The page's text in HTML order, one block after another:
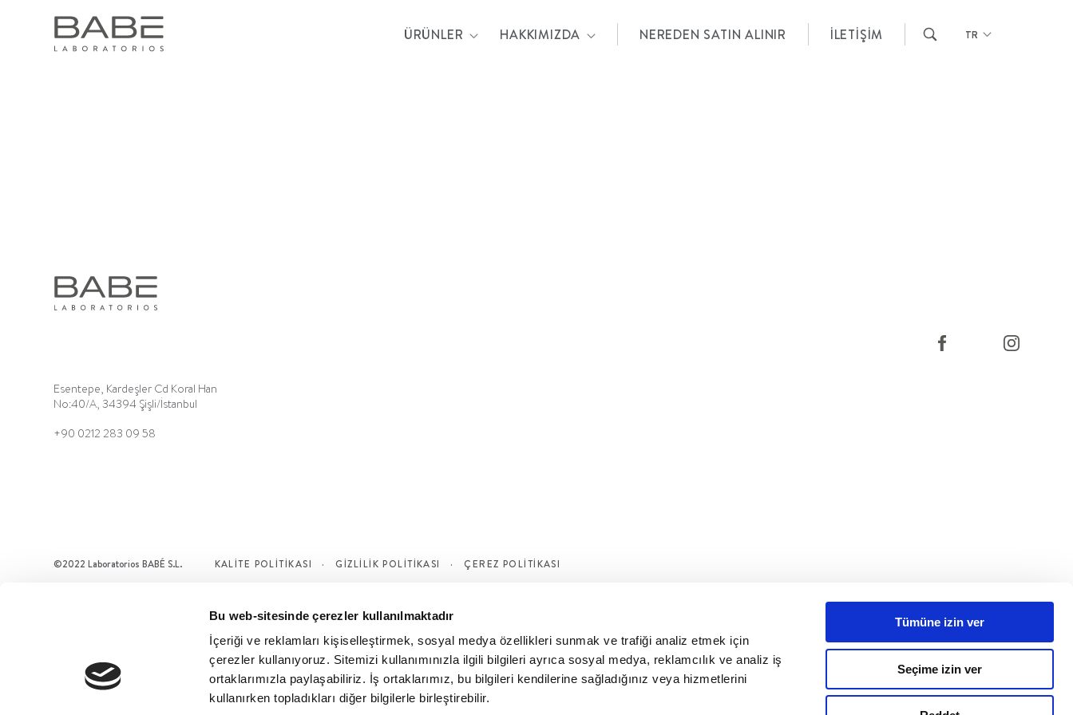
Bu web-sitesinde çerezler kullanılmaktadır
İçeriği ve reklamları kişiselleştirmek, sosyal medya özellikleri sunmak ve trafiği analiz etmek için
çerezler kullanıyoruz. Sitemizi kullanımınızla ilgili bilgileri ayrıca sosyal medya, reklamcılık ve analiz iş
ortaklarımızla paylaşabiliriz. İş ortaklarımız, bu bilgileri kendilerine sağladığınız veya hizmetlerini
kullanırken topladıkları diğer bilgilerle birleştirebilir.
Tümüne izin ver
Seçime izin ver
ÜRÜNLER HAKKIMIZDA NEREDEN SATIN ALINIR İLETIŞIM TR
Esentepe, Kardeşler Cd Koral Han
No:40/A, 34394 Şişli/İstanbul
+90 0212 283 09 58
©2022 Laboratorios BABÉ S.L. KALITE POLITIKASI GİZLİLİK POLİTİKASI ÇEREZ POLITIKASI